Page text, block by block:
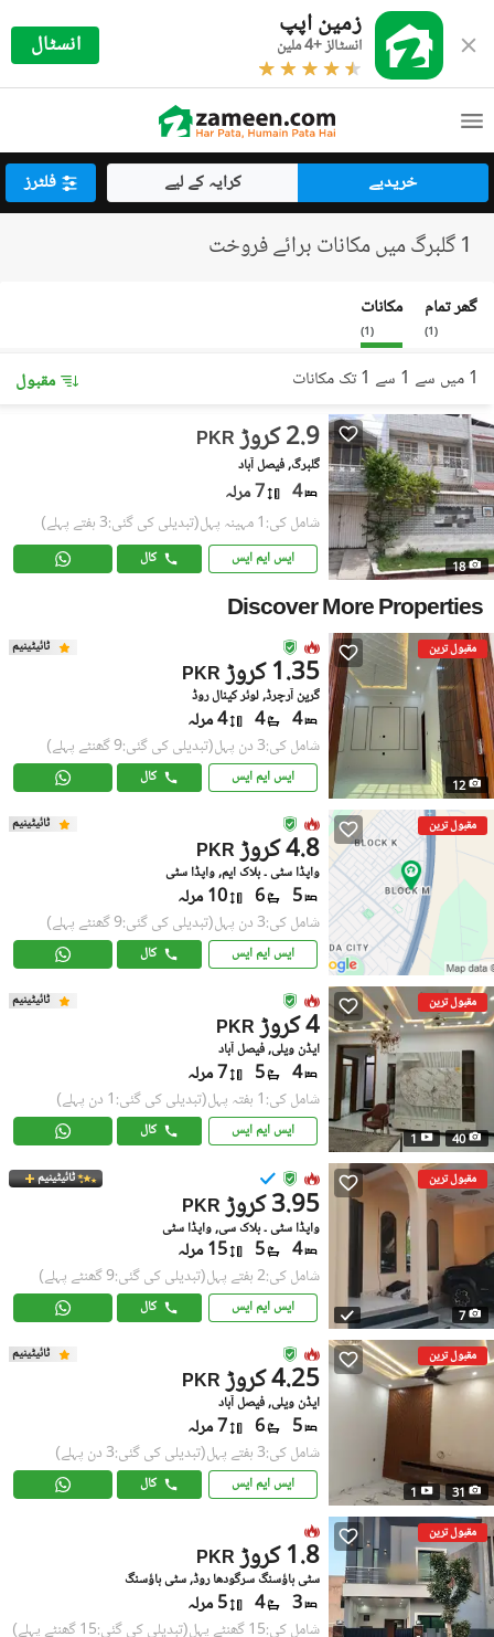
زمین اپپ
انسٹالز +4 ملین انسٹال
خریدیے کرایہ کے لیے فلٹرز
1 گلبرگ میں مکانات برائے فروخت
گھر تمام
(
1
)
مکانات
(
1
)
1 میں سے 1 سے 1 تک مکانات مقبول
18
PKR 2.9 کروڑ
گلبرگ, فیصل آباد
4 7 مرلہ
شامل کی:1 مہینہ پہل (تبدیلی کی گئی:3 ہفتے پہلے)
ایس ایم ایس کال
Discover More Properties
مقبول ترین
12
ٹائیٹینیم
PKR 1.35 کروڑ
گرین آرچرڈ, لوئر کینال روڈ
4
4 4 مرلہ
شامل کی:3 دن پہل (تبدیلی کی گئی:9 گھنٹے پہلے)
ایس ایم ایس کال
مقبول ترین ٹائیٹینیم
PKR 4.8 کروڑ
واپڈا سٹی ۔ بلاک ایم, واپڈا سٹی
5
6 10 مرلہ
شامل کی:3 دن پہل (تبدیلی کی گئی:9 گھنٹے پہلے)
ایس ایم ایس کال
مقبول ترین
40
1
ٹائیٹینیم
PKR 4 کروڑ
ایڈن ویلی, فیصل آباد
4
5 7 مرلہ
شامل کی:1 ہفتہ پہل (تبدیلی کی گئی:1 دن پہلے)
ایس ایم ایس کال
مقبول ترین
7
ٹائیٹینیم
PKR 3.95 کروڑ
واپڈا سٹی ۔ بلاک سی, واپڈا سٹی
4
5 15 مرلہ
شامل کی:2 ہفتے پہل (تبدیلی کی گئی:9 گھنٹے پہلے)
ایس ایم ایس کال
مقبول ترین
31
1
ٹائیٹینیم
PKR 4.25 کروڑ
ایڈن ویلی, فیصل آباد
5
6 7 مرلہ
شامل کی:3 ہفتے پہل (تبدیلی کی گئی:3 دن پہلے)
ایس ایم ایس کال
مقبول ترین
PKR 1.8 کروڑ
سٹی ہاؤسنگ سرگودھا روڈ, سٹی ہاؤسنگ
3
4 5 مرلہ
شامل کی:15 گھنٹے پہل (تبدیلی کی گئی:15 گھنٹے پہلے)